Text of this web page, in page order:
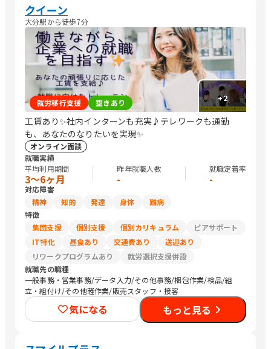
クイーン
大分駅から徒歩7分
+2
就労移行支援 空きあり
工賃あり✨社内インターンも充実♪テレワークも通勤
も、あなたのなりたいを実現✨
オンライン面談
就職実績
平均利用期間
3〜6ヶ月
昨年就職人数
-
就職定着率
-
対応障害
精神
知的 発達 身体
難病
特徴
集団支援
個別支援 個別カリキュラム
ピアサポート
IT特化
昼食あり 交通費あり
送迎あり
リワークプログラムあり
就労選択支援併設
就職先の職種
一般事務・営業事務/データ入力/その他事務/梱包作業/検品/組
立・組付け/その他軽作業/販売スタッフ・接客
気になる もっと見る